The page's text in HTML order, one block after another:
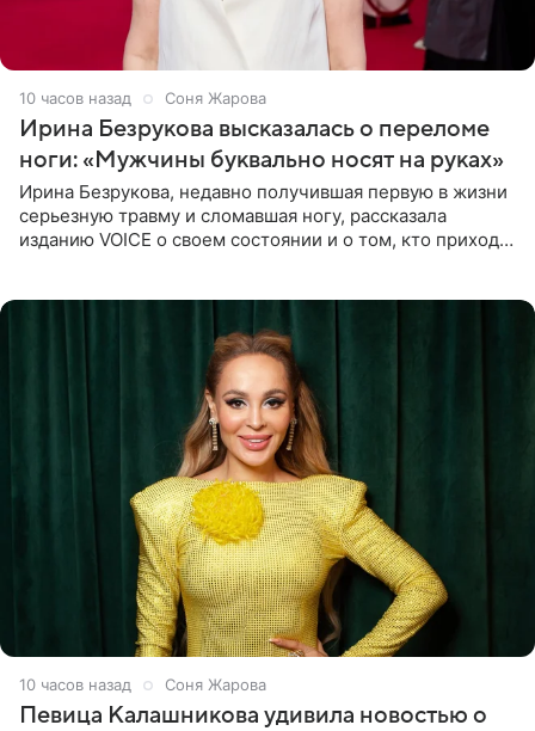
10 часов назад Соня Жарова
Ирина Безрукова высказалась о переломе
ноги: «Мужчины буквально носят на руках»
Ирина Безрукова, недавно получившая первую в жизни
серьезную травму и сломавшая ногу, рассказала
изданию VOICE о своем состоянии и о том, кто приходит
10 часов назад Соня Жарова
Певица Калашникова удивила новостью о